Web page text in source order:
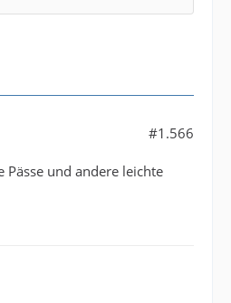
#1.566
und andere leichte